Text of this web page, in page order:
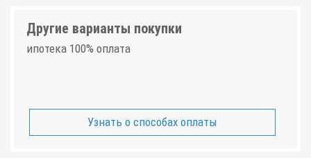
Другие варианты покупки
ипотека 100% оплата
Узнать о способах оплаты